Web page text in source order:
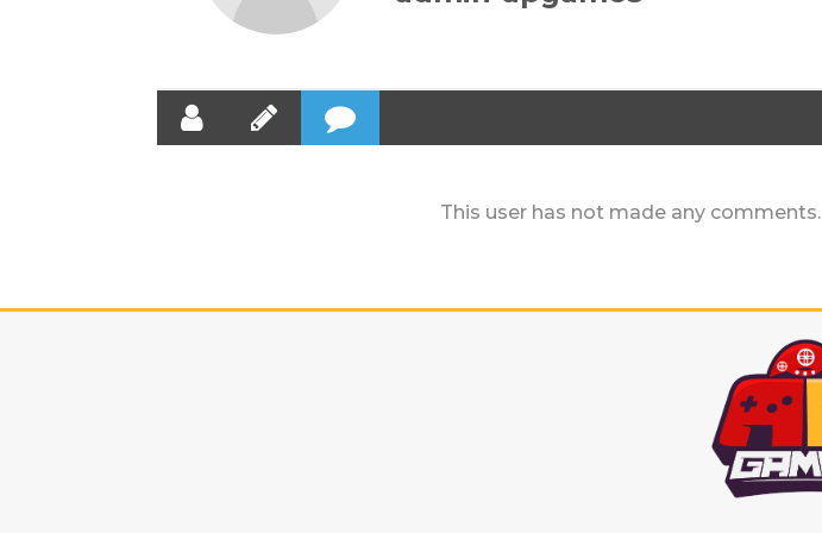
This user has not made any comments.